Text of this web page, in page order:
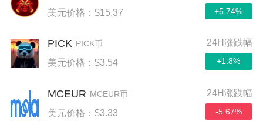
美元价格：$15.37 +5.74%
PICK PICK币
美元价格：$3.54
24H涨跌幅
+1.8%
MCEUR MCEUR币
美元价格：$3.33
24H涨跌幅
-5.67%